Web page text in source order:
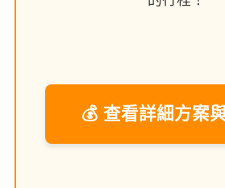
💰 查看詳細方案